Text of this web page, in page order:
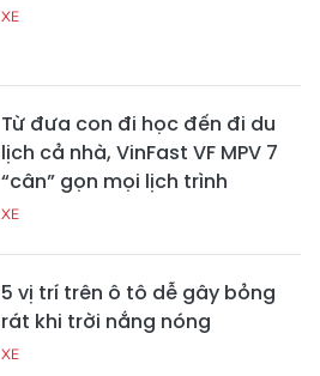
XE
Từ đưa con đi học đến đi du
lịch cả nhà, VinFast VF MPV 7
“cân” gọn mọi lịch trình
XE
5 vị trí trên ô tô dễ gây bỏng
rát khi trời nắng nóng
XE